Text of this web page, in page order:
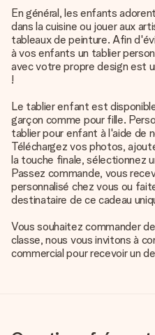
En général, les enfants
dans la cuisine ou jouer aux
tableaux de peinture. Afin
à vos enfants un tablier
avec votre propre design est
!
Le tablier enfant est
garçon comme pour fille.
tablier pour enfant à l'aide de
Téléchargez vos photos,
la touche finale, sélectionnez
Passez commande, vous
personnalisé chez vous ou
destinataire de ce cadeau
Vous souhaitez commander
classe, nous vous invitons à
commercial pour recevoir un